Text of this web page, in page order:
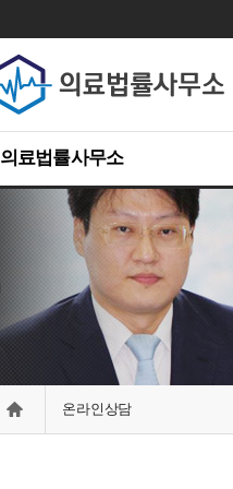
의료법률사무소
온라인상담